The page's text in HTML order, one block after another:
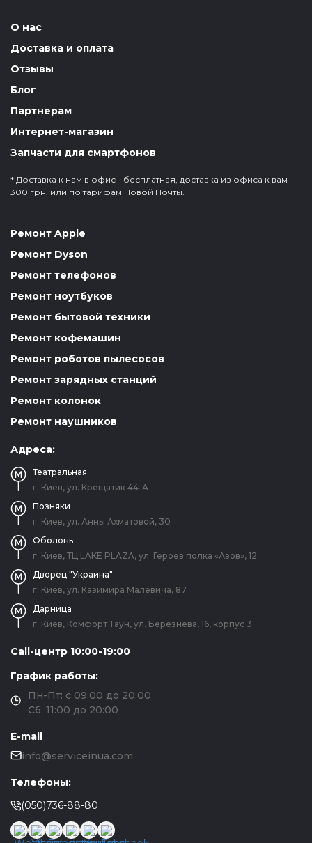
О нас
Доставка и оплата
Отзывы
Блог
Партнерам
Интернет-магазин
Запчасти для смартфонов
* Доставка к нам в офис - бесплатная, доставка из офиса к вам -
300 грн. или по тарифам Новой Почты.
Ремонт Apple
Ремонт Dyson
Ремонт телефонов
Ремонт ноутбуков
Ремонт бытовой техники
Ремонт кофемашин
Ремонт роботов пылесосов
Ремонт зарядных станций
Ремонт колонок
Ремонт наушников
Адреса:
Театральная
г. Киев, ул. Крещатик 44-А
Позняки
г. Киев, ул. Анны Ахматовой, 30
Оболонь
г. Киев, ТЦ LAKE PLAZA, ул. Героев полка «Азов», 12
Дворец "Украина"
г. Киев, ул. Казимира Малевича, 87
Дарница
г. Киев, Комфорт Таун, ул. Березнева, 16, корпус 3
Call-центр 10:00-19:00
График работы:
Пн-Пт: с 09:00 до 20:00
Сб: 11:00 до 20:00
E-mail
info@serviceinua.com
Телефоны:
(050)736-88-80